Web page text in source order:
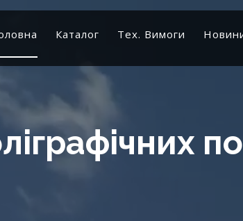
Каталог Тех. Вимоги